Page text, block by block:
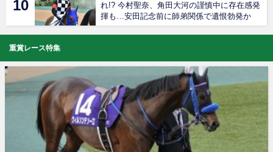
れ!? 今村聖奈、角田大河の謹慎中に存在感発
揮も…安田記念前に師弟関係で遺恨勃発か
重賞レース特集